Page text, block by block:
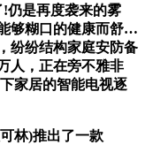
仍是再度袭来的雾
够糊口的健康而舒…
纷纷结构家庭安防备
人，正在旁不雅非
家居的智能电视逐
林)推出了一款